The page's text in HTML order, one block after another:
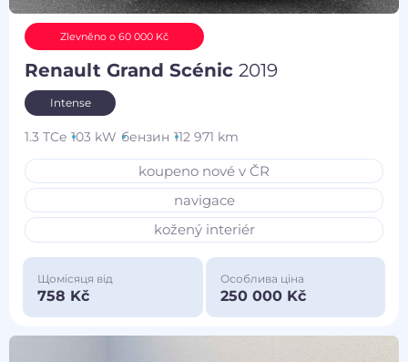
Zlevněno o 60 000 Kč
Renault Grand Scénic2019
Intense
1.3 TCe 103 kW бензин 112 971 km
koupeno nové v ČR
navigace
kožený interiér
Щомісяця від
758 Kč
Особлива ціна
250 000 Kč